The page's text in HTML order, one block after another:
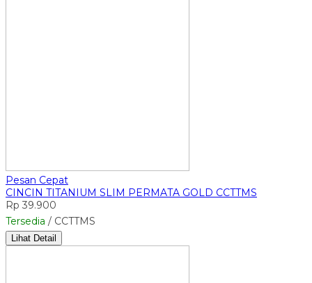
Pesan Cepat
CINCIN TITANIUM SLIM PERMATA GOLD CCTTMS
Rp 39.900
Tersedia / CCTTMS
Lihat Detail